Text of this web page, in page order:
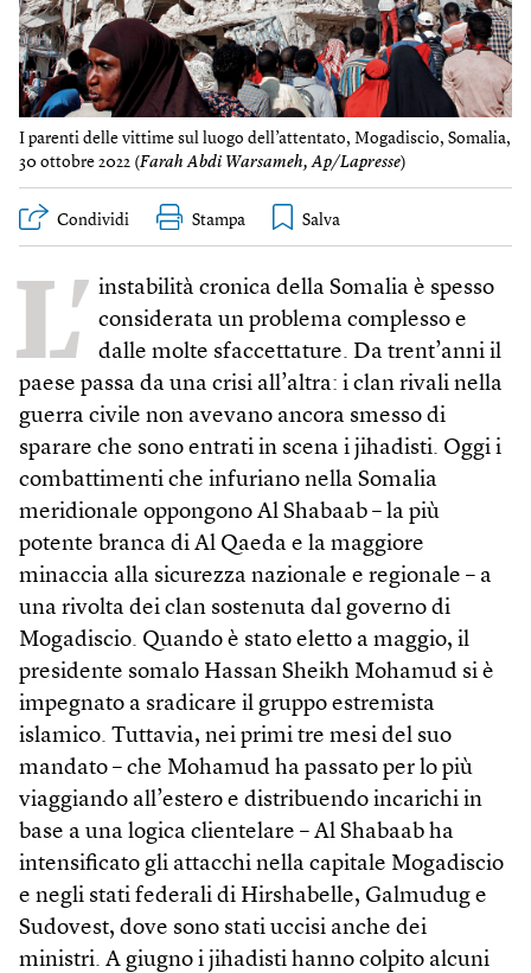
I parenti delle vittime sul luogo dell’attentato, Mogadiscio, Somalia,
30 ottobre 2022 (Farah Abdi Warsameh, Ap/Lapresse)
Condividi Stampa
L’ instabilità cronica della Somalia è spesso
considerata un problema complesso e
dalle molte sfaccettature. Da trent’anni il
paese passa da una crisi all’altra: i clan rivali nella
guerra civile non avevano ancora smesso di
sparare che sono entrati in scena i jihadisti. Oggi i
combattimenti che infuriano nella Somalia
meridionale oppongono Al Shabaab – la più
potente branca di Al Qaeda e la maggiore
minaccia alla sicurezza nazionale e regionale – a
una rivolta dei clan sostenuta dal governo di
Mogadiscio. Quando è stato eletto a maggio, il
presidente somalo Hassan Sheikh Mohamud si è
impegnato a sradicare il gruppo estremista
islamico. Tuttavia, nei primi tre mesi del suo
mandato – che Mohamud ha passato per lo più
viaggiando all’estero e distribuendo incarichi in
base a una logica clientelare – Al Shabaab ha
intensificato gli attacchi nella capitale Mogadiscio
e negli stati federali di Hirshabelle, Galmudug e
Sudovest, dove sono stati uccisi anche dei
ministri. A giugno i jihadisti hanno colpito alcuni